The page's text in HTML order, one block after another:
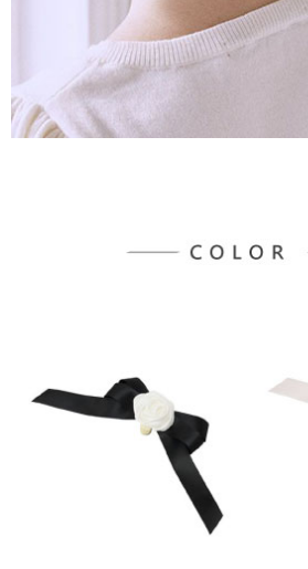
請求用戶進行身份認證。
５．嚴禁一人註冊多個帳號或使用他人資訊註
恩沛科技股份有限公司將有權停止該用戶之使